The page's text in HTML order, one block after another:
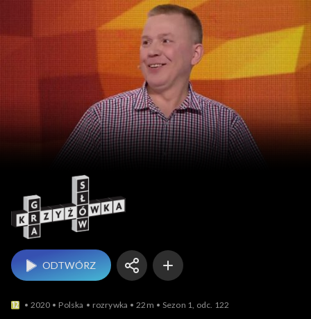
Gra słów. Krzyżówka
ODTWÓRZ
2020 Polska rozrywka 22m Sezon 1, odc. 122